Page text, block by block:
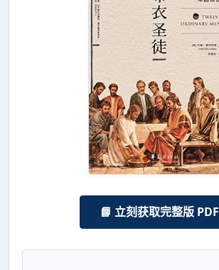
📘 立刻获取完整版 PDF